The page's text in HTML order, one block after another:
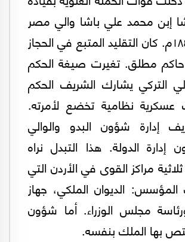
إبن محمد علي باشا والي مصر
في العام ١٨٤٠م. كان التقليد المتبع في الحجاز
مطلق. تغيرت صيغة الحكم
التركي يشارك الشريف الحكم
نظامية تخضع لأمرته.
إدارة شؤون البدو والوالي
إدارة الدولة. هذا التبدل نراه
مراكز القوى في الأردن التي
المؤسس: الديوان الملكي، جهاز
مجلس الوزراء. أما شؤون
بها الملك بنفسه.